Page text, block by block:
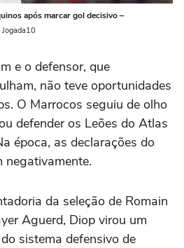
após marcar gol decisivo –
e o defensor, que
não teve oportunidades
O Marrocos seguiu de olho
defender os Leões do Atlas
época, as declarações do
negativamente.
da seleção de Romain
Aguerd, Diop virou um
sistema defensivo de